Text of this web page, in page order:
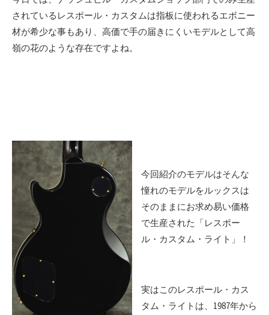
されているレスポール・カスタムは指板に使われるエボニー
材が希少な事もあり、高価で手の届きにくいモデルとして高
嶺の花のような存在ですよね。
今回紹介のモデルはそんな
憧れのモデルをルックスは
そのままにお求め易い価格
で生産された「レスポー
ル・カスタム・ライト」！
実はこのレスポール・カス
タム・ライトは、1987年から